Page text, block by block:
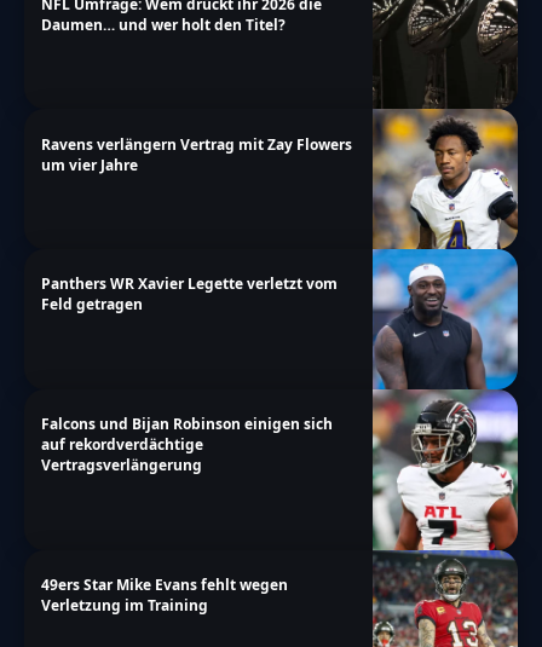
Daumen… und wer holt den Titel?
Ravens verlängern Vertrag mit Zay Flowers
um vier Jahre
Panthers WR Xavier Legette verletzt vom
Feld getragen
Falcons und Bijan Robinson einigen sich
auf rekordverdächtige
Vertragsverlängerung
49ers Star Mike Evans fehlt wegen
Verletzung im Training